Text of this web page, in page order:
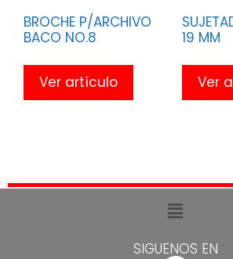
BROCHE P/ARCHIVO
BACO NO.8
Ver artículo
19 MM
Ver
SIGUENOS EN